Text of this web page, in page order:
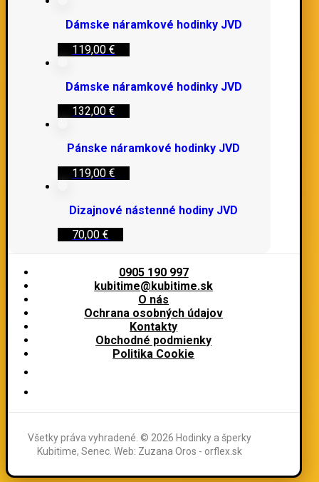
Dámske náramkové hodinky JVD
119,00 €
Dámske náramkové hodinky JVD
132,00 €
Pánske náramkové hodinky JVD
119,00 €
Dizajnové nástenné hodiny JVD
70,00 €
0905 190 997
kubitime@kubitime.sk
O nás
Ochrana osobných údajov
Kontakty
Obchodné podmienky
Politika Cookie
Všetky práva vyhradené. © 2026 Hodinky a šperky
Kubitime, Senec. Web: Zuzana Oros - orflex.sk